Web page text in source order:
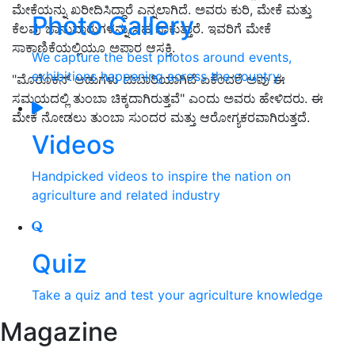
Photo Gallery
We capture the best photos around events,
exhibitions happening across the country
Videos
Handpicked videos to inspire the nation on
agriculture and related industry
Quiz
Take a quiz and test your agriculture knowledge
Magazine
ಮೇಕೆಯನ್ನು ಖರೀದಿಸಿದ್ದಾರೆ ಎನ್ನಲಾಗಿದೆ. ಅವರು ಕುರಿ, ಮೇಕೆ ಮತ್ತು
ಕೆಲವು ಜಾನುವಾರುಗಳನ್ನು ಸಹ ಸಾಕುತ್ತಾರೆ. ಇವರಿಗೆ ಮೇಕೆ
ಸಾಕಾಣಿಕೆಯಲ್ಲಿಯೂ ಅಪಾರ ಆಸಕ್ತಿ.
"ಮೊರೊಕನ್ ಆಡುಗಳು ದುಬಾರಿಯಾಗಿದೆ ಏಕೆಂದರೆ ಅವು ಈ
ಸಮಯದಲ್ಲಿ ತುಂಬಾ ಚಿಕ್ಕದಾಗಿರುತ್ತವೆ" ಎಂದು ಅವರು ಹೇಳಿದರು. ಈ
ಮೇಕೆ ನೋಡಲು ತುಂಬಾ ಸುಂದರ ಮತ್ತು ಆರೋಗ್ಯಕರವಾಗಿರುತ್ತದೆ.